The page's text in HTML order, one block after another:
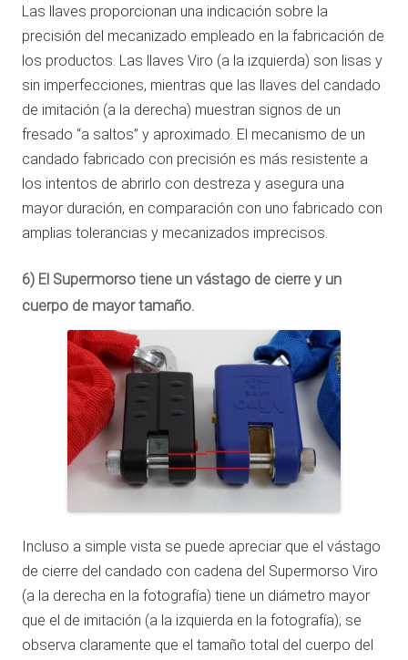
Las llaves proporcionan una indicación sobre la
precisión del mecanizado empleado en la fabricación de
los productos. Las llaves Viro (a la izquierda) son lisas y
sin imperfecciones, mientras que las llaves del candado
de imitación (a la derecha) muestran signos de un
fresado “a saltos” y aproximado. El mecanismo de un
candado fabricado con precisión es más resistente a
los intentos de abrirlo con destreza y asegura una
mayor duración, en comparación con uno fabricado con
amplias tolerancias y mecanizados imprecisos.
6) El Supermorso tiene un vástago de cierre y un
cuerpo de mayor tamaño.
Incluso a simple vista se puede apreciar que el vástago
de cierre del candado con cadena del Supermorso Viro
(a la derecha en la fotografía) tiene un diámetro mayor
que el de imitación (a la izquierda en la fotografía); se
observa claramente que el tamaño total del cuerpo del